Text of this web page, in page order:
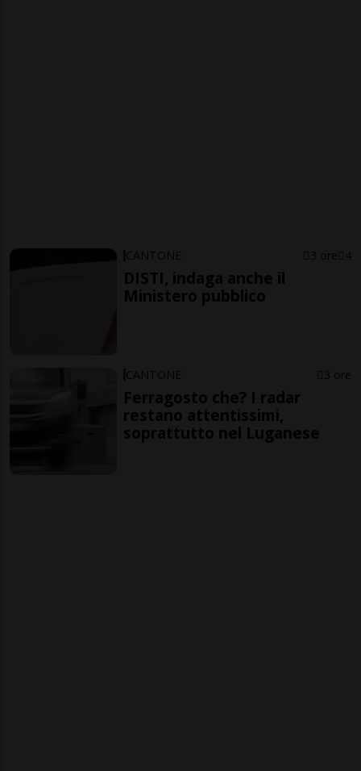
CANTONE 3 ore 4
DISTI, indaga anche il
Ministero pubblico
CANTONE 3 ore
Ferragosto che? I radar
restano attentissimi,
soprattutto nel Luganese